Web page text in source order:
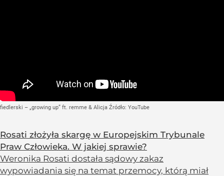
fiedlerski – „growing up” ft. remme & Alicja Źródło: YouTube
Rosati złożyła skargę w Europejskim Trybunale
Praw Człowieka. W jakiej sprawie?
Weronika Rosati dostała sądowy zakaz
wypowiadania się na temat przemocy, którą miał